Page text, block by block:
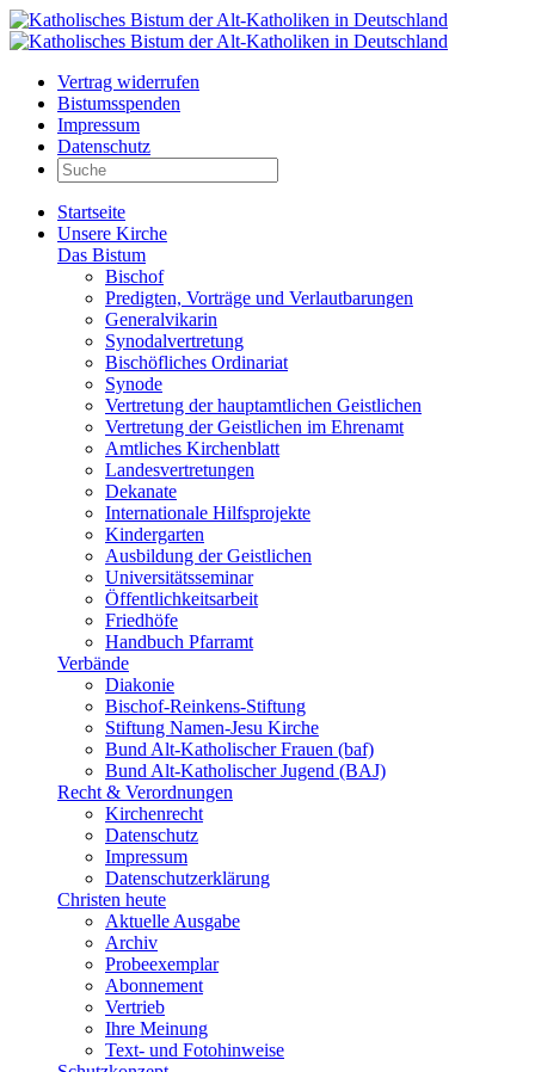
Vertrag widerrufen
Bistumsspenden
Impressum
Datenschutz
Startseite
Unsere Kirche
Das Bistum
Bischof
Predigten, Vorträge und Verlautbarungen
Generalvikarin
Synodalvertretung
Bischöfliches Ordinariat
Synode
Vertretung der hauptamtlichen Geistlichen
Vertretung der Geistlichen im Ehrenamt
Amtliches Kirchenblatt
Landesvertretungen
Dekanate
Internationale Hilfsprojekte
Kindergarten
Ausbildung der Geistlichen
Universitätsseminar
Öffentlichkeitsarbeit
Friedhöfe
Handbuch Pfarramt
Verbände
Diakonie
Bischof-Reinkens-Stiftung
Stiftung Namen-Jesu Kirche
Bund Alt-Katholischer Frauen (baf)
Bund Alt-Katholischer Jugend (BAJ)
Recht & Verordnungen
Kirchenrecht
Datenschutz
Impressum
Datenschutzerklärung
Christen heute
Aktuelle Ausgabe
Archiv
Probeexemplar
Abonnement
Vertrieb
Ihre Meinung
Text- und Fotohinweise